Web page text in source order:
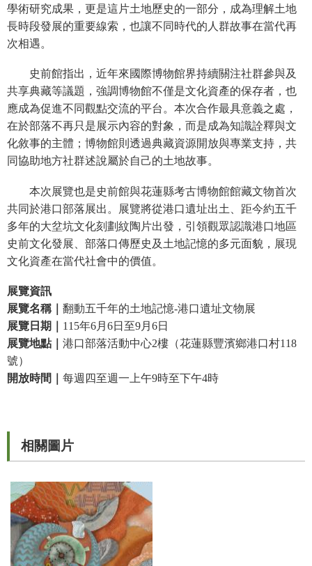
便
民
服
性
別
平
等
專
友
善
措
施
服
務
服
務
信
箱
覽
S
網
站
學術研究成果，更是這片土地歷史的一部分，成為理解土地
長時段發展的重要線索，也讓不同時代的人群故事在當代再
次相遇。
史前館指出，近年來國際博物館界持續關注社群參與及
共享典藏等議題，強調博物館不僅是文化資產的保存者，也
應成為促進不同觀點交流的平台。本次合作最具意義之處，
在於部落不再只是展示內容的對象，而是成為知識詮釋與文
化敘事的主體；博物館則透過典藏資源開放與專業支持，共
同協助地方社群述說屬於自己的土地故事。
本次展覽也是史前館與花蓮縣考古博物館館藏文物首次
共同於港口部落展出。展覽將從港口遺址出土、距今約五千
多年的大坌坑文化刻劃紋陶片出發，引領觀眾認識港口地區
史前文化發展、部落口傳歷史及土地記憶的多元面貌，展現
文化資產在當代社會中的價值。
展覽資訊
展覽名稱｜ 翻動五千年的土地記憶-港口遺址文物展
展覽日期｜ 115年6月6日至9月6日
展覽地點｜ 港口部落活動中心2樓（花蓮縣豐濱鄉港口村118
號）
開放時間｜ 每週四至週一上午9時至下午4時
相關圖片